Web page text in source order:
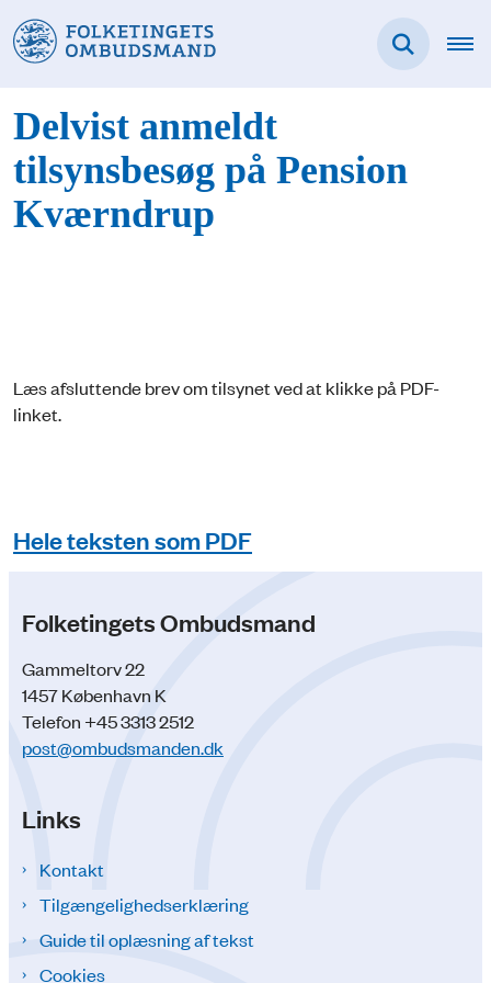
Delvist anmeldt
tilsynsbesøg på Pension
Kværndrup
Læs afsluttende brev om tilsynet ved at klikke på PDF-
linket.
Hele teksten som PDF
Folketingets Ombudsmand
Gammeltorv 22
1457 København K
Telefon +45 3313 2512
post@ombudsmanden.dk
Links
Kontakt
Tilgængelighedserklæring
Guide til oplæsning af tekst
Cookies